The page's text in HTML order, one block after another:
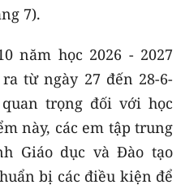
7).
năm học 2026 - 2027
từ ngày 27 đến 28-6-
trọng đối với học
này, các em tập trung
Giáo dục và Đào tạo
bị các điều kiện để